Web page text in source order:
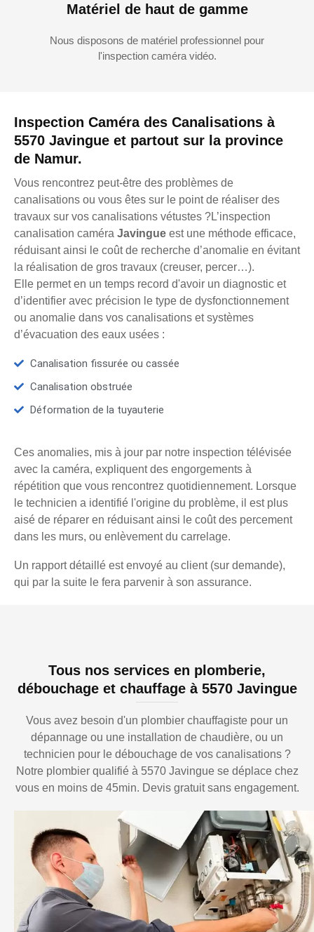
Inspection Caméra des Canalisations à
5570 Javingue et partout sur la province
de Namur.
Vous rencontrez peut-être des problèmes de
canalisations ou vous êtes sur le point de réaliser des
travaux sur vos canalisations vétustes ?L’inspection
canalisation caméra Javingue est une méthode efficace,
réduisant ainsi le coût de recherche d’anomalie en évitant
la réalisation de gros travaux (creuser, percer…).
Elle permet en un temps record d'avoir un diagnostic et
d’identifier avec précision le type de dysfonctionnement
ou anomalie dans vos canalisations et systèmes
d’évacuation des eaux usées :
Canalisation fissurée ou cassée
Canalisation obstruée
Déformation de la tuyauterie
Ces anomalies, mis à jour par notre inspection télévisée
avec la caméra, expliquent des engorgements à
répétition que vous rencontrez quotidiennement. Lorsque
le technicien a identifié l'origine du problème, il est plus
aisé de réparer en réduisant ainsi le coût des percement
dans les murs, ou enlèvement du carrelage.
Un rapport détaillé est envoyé au client (sur demande),
qui par la suite le fera parvenir à son assurance.
Matériel de haut de gamme
Nous disposons de matériel professionnel pour
l'inspection caméra vidéo.
Tous nos services en plomberie,
débouchage et chauffage à 5570 Javingue
Vous avez besoin d'un plombier chauffagiste pour un
dépannage ou une installation de chaudière, ou un
technicien pour le débouchage de vos canalisations ?
Notre plombier qualifié à 5570 Javingue se déplace chez
vous en moins de 45min. Devis gratuit sans engagement.